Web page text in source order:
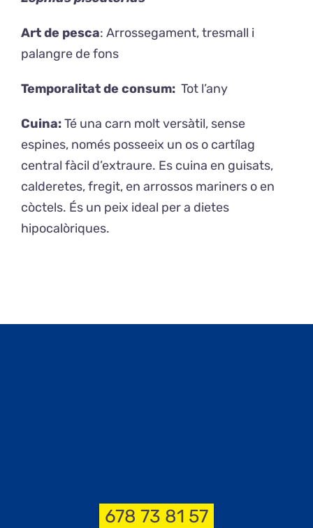
CONTACTE
Art de pesca: Arrossegament, tresmall i
palangre de fons
Temporalitat de consum: Tot l’any
Cuina:Té una carn molt versàtil, sense
espines, només posseeix un os o cartílag
central fàcil d’extraure. Es cuina en guisats,
calderetes, fregit, en arrossos mariners o en
còctels. És un peix ideal per a dietes
hipocalòriques.
678 73 81 57